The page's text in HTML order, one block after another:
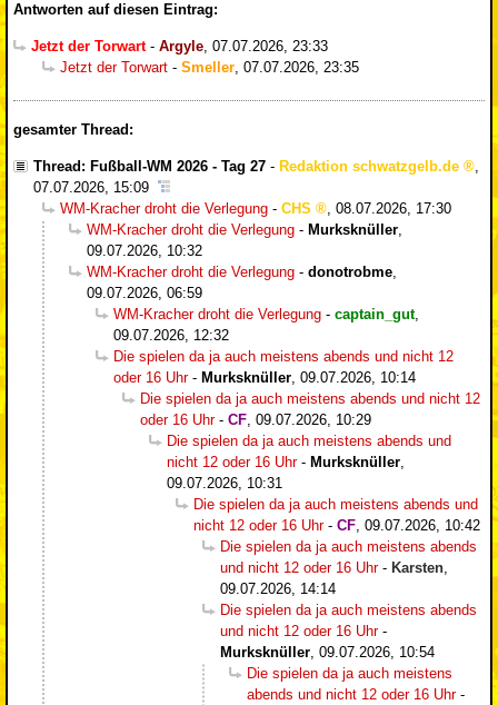
Antworten auf diesen Eintrag:
Jetzt der Torwart- Argyle, 07.07.2026, 23:33
Jetzt der Torwart - Smeller, 07.07.2026, 23:35
gesamter Thread:
Thread: Fußball-WM 2026 - Tag 27 - Redaktion schwatzgelb.de
07.07.2026, 15:09
WM-Kracher droht die Verlegung - CHS
08.07.2026, 17:30
WM-Kracher droht die Verlegung - Murksknüller
09.07.2026, 10:32
WM-Kracher droht die Verlegung - donotrobme
09.07.2026, 06:59
WM-Kracher droht die Verlegung - captain_gut,
09.07.2026, 12:32
Die spielen da ja auch meistens abends und nicht 12
oder 16 Uhr- Murksknüller 09.07.2026, 10:14
Die spielen da ja auch meistens abends und nicht 12
oder 16 Uhr- CF 09.07.2026, 10:29
Die spielen da ja auch meistens abends und
nicht 12 oder 16 Uhr- Murksknüller
09.07.2026, 10:31
Die spielen da ja auch meistens abends und
nicht 12 oder 16 Uhr- CF 09.07.2026, 10:42
Die spielen da ja auch meistens abends
und nicht 12 oder 16 Uhr- Karsten
09.07.2026, 14:14
Die spielen da ja auch meistens abends
und nicht 12 oder 16 Uhr-
Murksknüller 09.07.2026, 10:54
Die spielen da ja auch meistens
abends und nicht 12 oder 16 Uhr-